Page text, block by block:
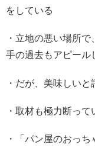
をしている
・立地の悪い場所
手の過去もアピール
・だが、美味しい
・取材も極力断って
・「パン屋のおっ